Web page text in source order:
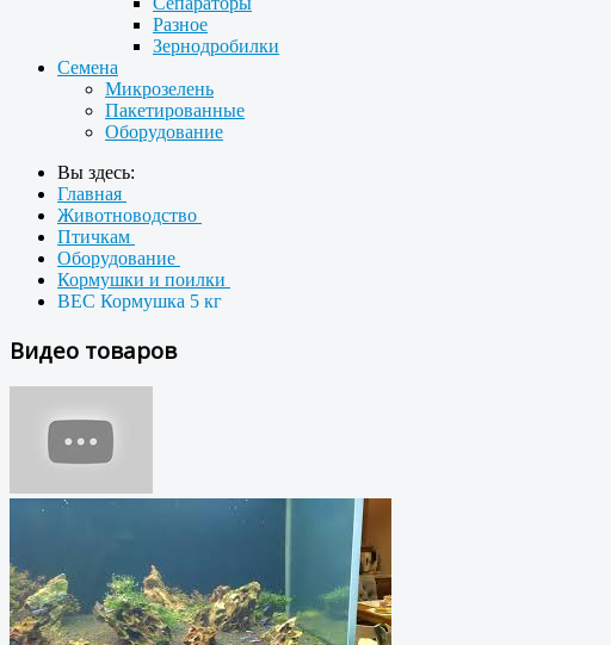
Разное
Зернодробилки
Семена
Микрозелень
Пакетированные
Оборудование
Вы здесь:
Главная
Животноводство
Птичкам
Оборудование
Кормушки и поилки
BEC Кормушка 5 кг
Видео товаров